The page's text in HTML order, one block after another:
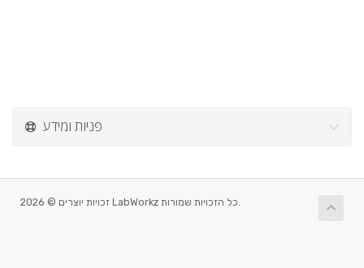
פניות ומידע
זכויות יוצרים © 2026 LabWorkz כל הזכויות שמורות.